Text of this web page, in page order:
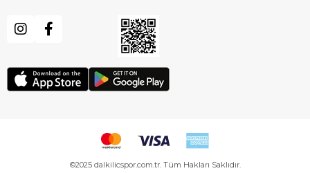
©2025 dalkilicspor.com.tr. Tüm Hakları Saklıdır.